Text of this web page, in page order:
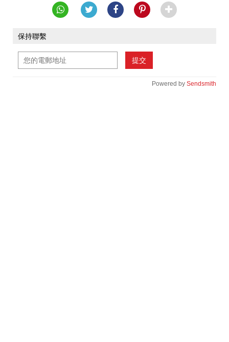
保持聯繫
提交
Powered by Sendsmith